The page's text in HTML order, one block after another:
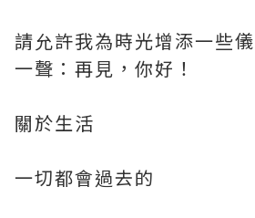
請允許我為時光增添一些
一聲：再見，你好！
關於生活
一切都會過去的